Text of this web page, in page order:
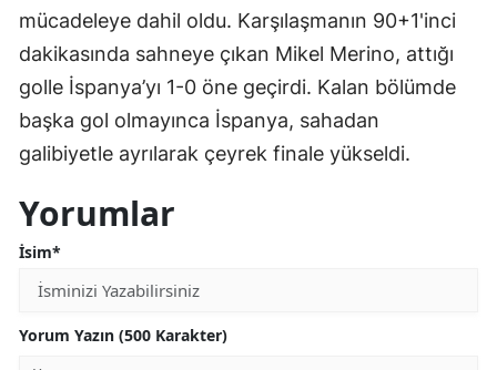
Eskişehir
Gaziantep
Giresun
Gümüşhane
mücadeleye dahil oldu. Karşılaşmanın 90+1'inci
dakikasında sahneye çıkan Mikel Merino, attığı
golle İspanya’yı 1-0 öne geçirdi. Kalan bölümde
başka gol olmayınca İspanya, sahadan
galibiyetle ayrılarak çeyrek finale yükseldi.
Yorumlar
İsim*
Yorum Yazın (500 Karakter)